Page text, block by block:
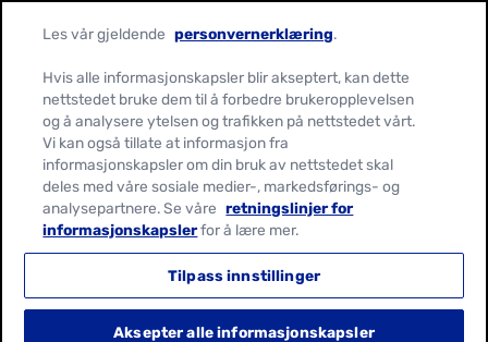
Les vår gjeldende personvernerklæring.
Hvis alle informasjonskapsler blir akseptert, kan dette
nettstedet bruke dem til å forbedre brukeropplevelsen
og å analysere ytelsen og trafikken på nettstedet vårt.
Vi kan også tillate at informasjon fra
informasjonskapsler om din bruk av nettstedet skal
deles med våre sosiale medier-, markedsførings- og
analysepartnere. Se våre retningslinjer for
informasjonskapslerfor å lære mer.
Tilpass innstillinger
Aksepter alle informasjonskapsler